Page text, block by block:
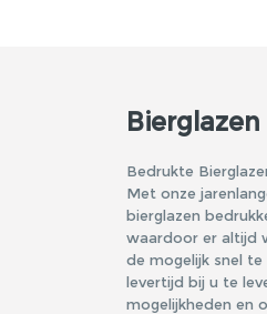
Bedrukte
Met onze
bierglazen
waardoor er altijd
de mogelijk snel
levertijd bij u te
mogelijkheden en